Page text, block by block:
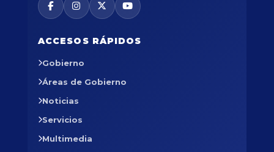
ACCESOS RÁPIDOS
Gobierno
Áreas de Gobierno
Noticias
Servicios
Multimedia